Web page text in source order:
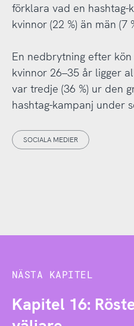
förklara vad en hashtag-
kvinnor (22 %) än män (7
En nedbrytning efter
kvinnor 26–35 år ligger
var tredje (36 %) ur den
hashtag-kampanj under
SOCIALA MEDIER
NÄSTA KAPITEL
Kapitel 16: